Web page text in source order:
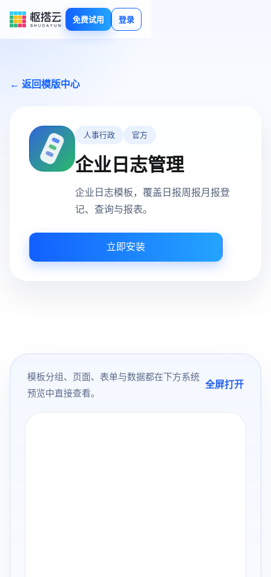
免费试用 登录
← 返回模版中心
人事行政 官方
企业日志管理
企业日志模板，覆盖日报周报月报登
记、查询与报表。
立即安装
模板分组、页面、表单与数据都在下方系统
预览中直接查看。
全屏打开